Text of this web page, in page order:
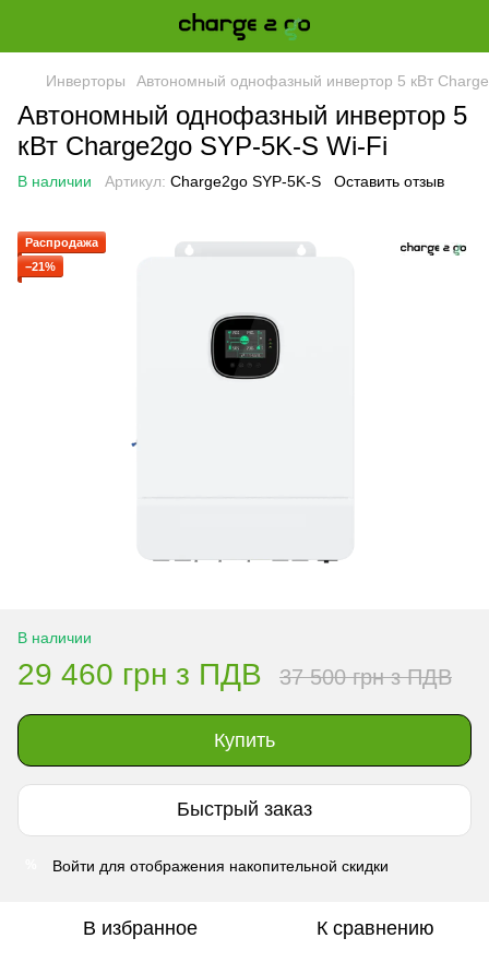
Инверторы Автономный однофазный инвертор 5 кВт
Автономный однофазный инвертор 5
кВт Charge2go SYP-5K-S Wi-Fi
В наличии Артикул: Charge2go SYP-5K-S Оставить отзыв
Распродажа
−21%
В наличии
29 460 грн з ПДВ 37 500 грн з ПДВ
Купить
Быстрый заказ
Войти для отображения накопительной скидки
В избранное К сравнению